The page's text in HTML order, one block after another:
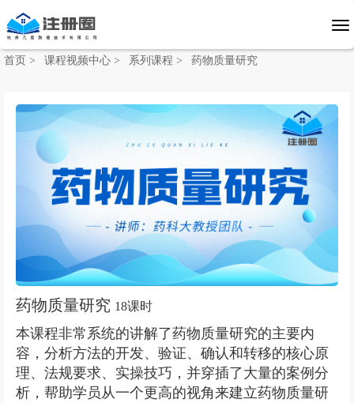
首页 > 课程视频中心 > 系列课程 > 药物质量研究
药物质量研究 18课时
本课程非常系统的讲解了药物质量研究的主要内
容，分析方法的开发、验证、确认和转移的核心原
理、法规要求、实操技巧，并穿插了大量的案例分
析，帮助学员从一个更高的视角来建立药物质量研